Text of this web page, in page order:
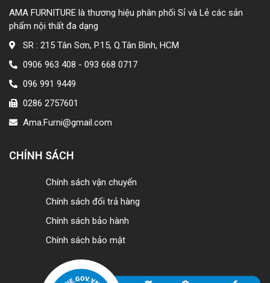
AMA FURNITURE là thương hiệu phân phối Sỉ và Lẻ các sản
phẩm nội thất đa dạng
SR : 215 Tân Sơn, P.15, Q.Tân Bình, HCM
0906 963 408 - 093 668 0717
096 991 9449
0286 2757601
Ama.Furni@gmail.com
CHÍNH SÁCH
Chính sách vận chuyển
Chính sách đổi trả hàng
Chính sách bảo hành
Chính sách bảo mật